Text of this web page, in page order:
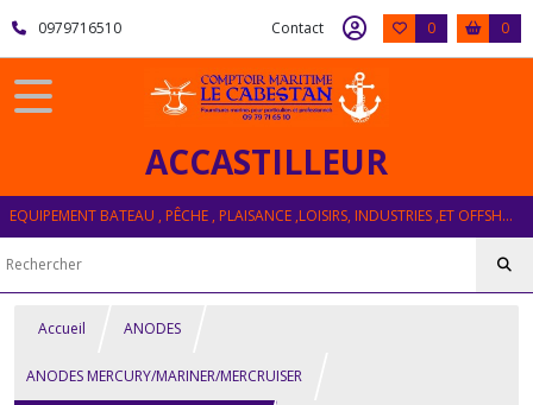
0979716510 Contact 0 0
ACCASTILLEUR
EQUIPEMENT BATEAU , PÊCHE , PLAISANCE ,LOISIRS, INDUSTRIES ,ET OFFSHORE
Accueil ANODES
ANODES MERCURY/MARINER/MERCRUISER